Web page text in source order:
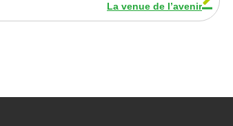
La venue de l’avenir